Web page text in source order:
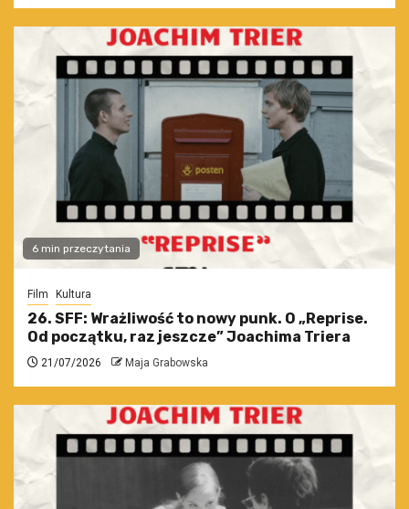
6 min przeczytania
Film Kultura
26. SFF: Wrażliwość to nowy punk. O „Reprise.
Od początku, raz jeszcze” Joachima Triera
21/07/2026 Maja Grabowska